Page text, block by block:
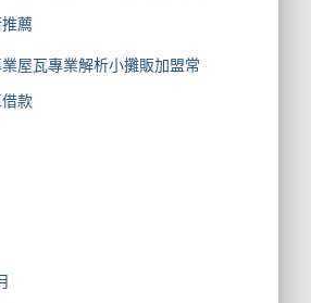
薦
屋瓦專業解析小攤販加盟常
款